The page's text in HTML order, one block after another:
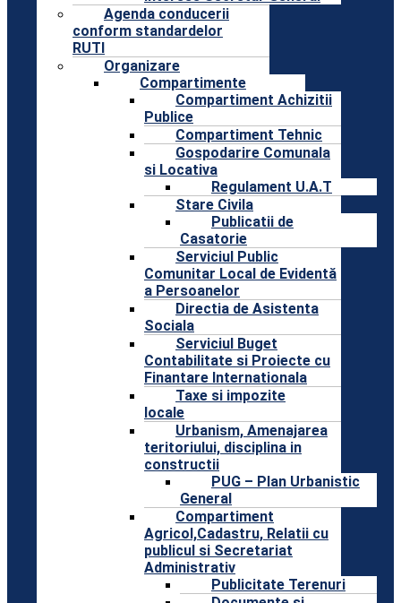
Agenda conducerii
conform standardelor
RUTI
Organizare
Compartimente
Compartiment Achizitii
Publice
Compartiment Tehnic
Gospodarire Comunala
si Locativa
Regulament U.A.T
Stare Civila
Publicatii de
Casatorie
Serviciul Public
Comunitar Local de Evidentă
a Persoanelor
Directia de Asistenta
Sociala
Serviciul Buget
Contabilitate si Proiecte cu
Finantare Internationala
Taxe si impozite
locale
Urbanism, Amenajarea
teritoriului, disciplina in
constructii
PUG – Plan Urbanistic
General
Compartiment
Agricol,Cadastru, Relatii cu
publicul si Secretariat
Administrativ
Publicitate Terenuri